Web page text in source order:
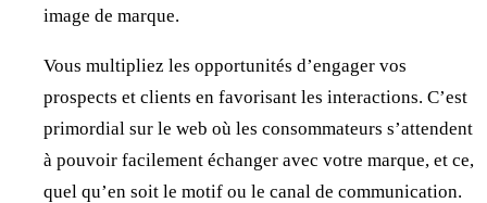
image de marque.
Vous multipliez les opportunités d’engager vos
prospects et clients en favorisant les interactions. C’est
primordial sur le web où les consommateurs s’attendent
à pouvoir facilement échanger avec votre marque, et ce,
quel qu’en soit le motif ou le canal de communication.